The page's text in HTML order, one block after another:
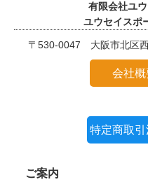
有限会社ユ
ユウセイスポ
〒530-0047 大阪市北区
会社概
特定商取
ご案内